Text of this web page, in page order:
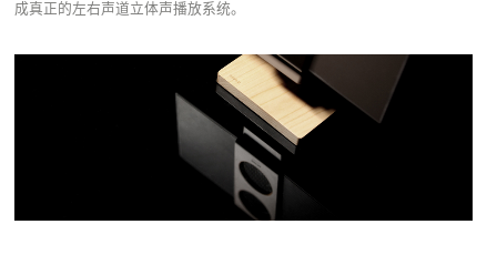
成真正的左右声道立体声播放系统。